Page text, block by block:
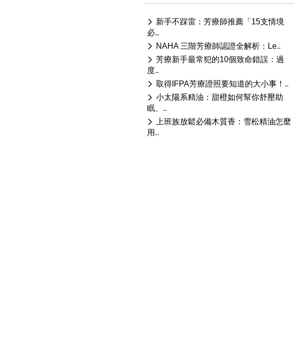
新手不踩雷：芳療師推薦「15支情境
必..
NAHA 三階芳療師認證全解析：Le..
芳療新手最常犯的10個致命錯誤：過
度..
取得IFPA芳療證照要知道的大小事！..
小太陽系精油：甜橙如何幫你舒壓助
眠、..
上班族放鬆必備木質香：雪松精油怎麼
用..